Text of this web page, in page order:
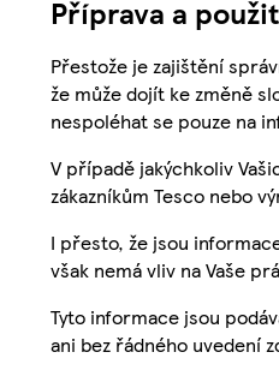
Příprava a
Přestože je zajištění
že může dojít ke změně
nespoléhat se pouze na
V případě jakýchkoliv
zákazníkům Tesco nebo
I přesto, že jsou
však nemá vliv na Vaše
Tyto informace jsou
ani bez řádného uvedení